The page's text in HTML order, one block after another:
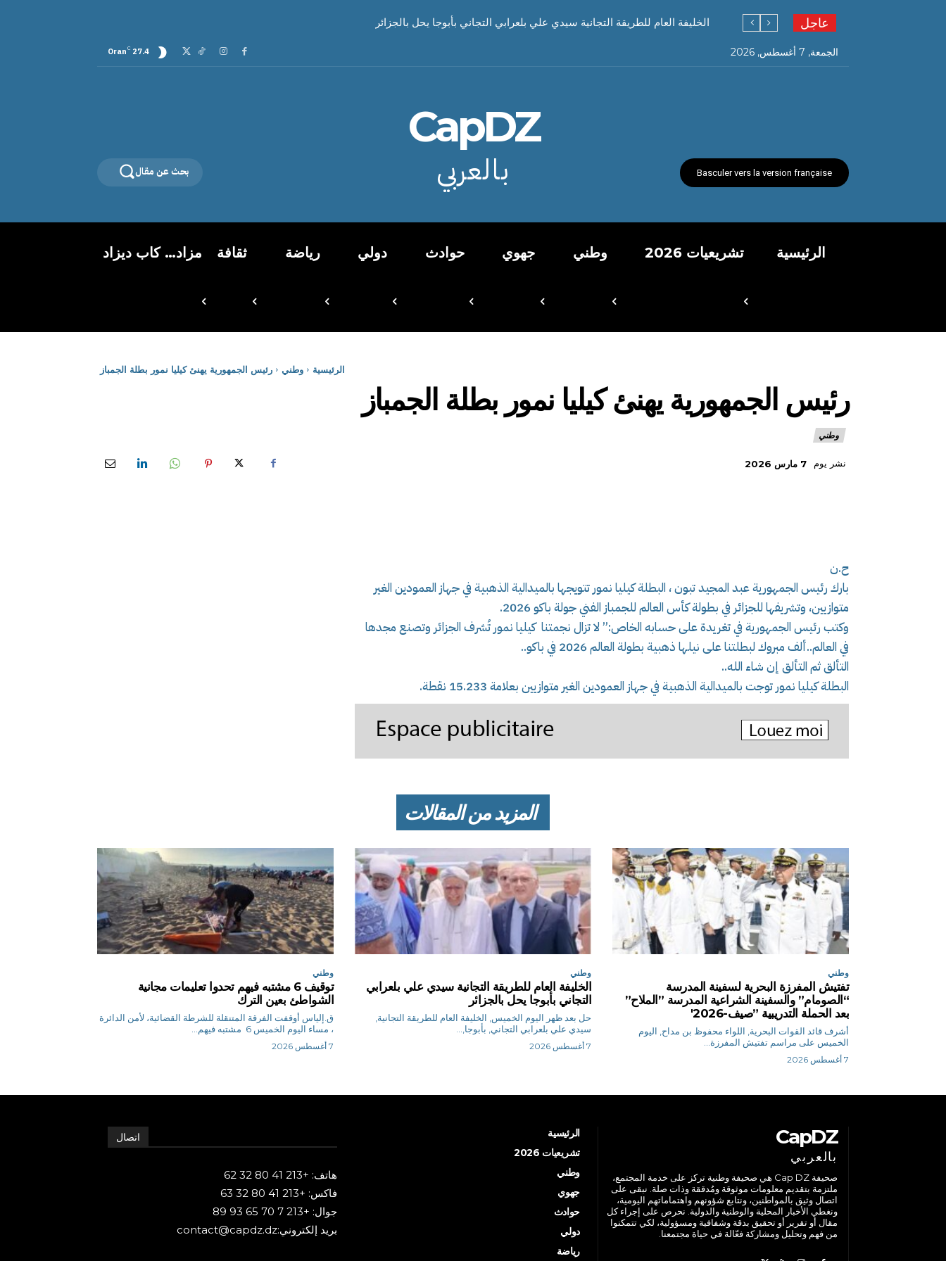
عاجل الخليفة العام للطريقة التجانية سيدي علي بلعرابي التجاني بأبوجا يحل بالجزائر
الجمعة, 7 أغسطس, 2026 27.4
C
Oran
Basculer vers la version française
CapDZ
بالعربي بحث عن مقال
الرئيسية تشريعيات 2026 وطني جهوي حوادث دولي رياضة ثقافة مزاد… كاب ديزاد
الرئيسية وطني رئيس الجمهورية يهنئ كيليا نمور بطلة الجمباز
رئيس الجمهورية يهنئ كيليا نمور بطلة الجمباز
وطني
نشر يوم 7 مارس 2026
ح.ن
بارك رئيس الجمهورية عبد المجيد تبون ، البطلة كيليا نمور تتويجها بالميدالية الذهبية في جهاز العمودين الغير
متوازيين، وتشريفها للجزائر في بطولة كأس العالم للجمباز الفني جولة باكو 2026.
وكتب رئيس الجمهورية في تغريدة على حسابه الخاص:” لا تزال نجمتنا كيليا نمور تُشرف الجزائر وتصنع مجدها
في العالم..ألف مبروك لبطلتنا على نيلها ذهبية بطولة العالم 2026 في باكو..
التألق ثم التألق إن شاء الله..
البطلة كيليا نمور توجت بالميدالية الذهبية في جهاز العمودين الغير متوازيين بعلامة 15.233 نقطة.
المزيد من المقالات
وطني
تفتيش المفرزة البحرية لسفينة المدرسة
“الصومام” والسفينة الشراعية المدرسة ”الملاح”
بعد الحملة التدريبية ”صيف-2026′
أشرف قائد القوات البحرية, اللواء محفوظ بن مداح, اليوم
الخميس على مراسم تفتيش المفرزة...
7 أغسطس 2026
وطني
الخليفة العام للطريقة التجانية سيدي علي بلعرابي
التجاني بأبوجا يحل بالجزائر
حل بعد ظهر اليوم الخميس, الخليفة العام للطريقة التجانية,
سيدي علي بلعرابي التجاني, بأبوجا,...
7 أغسطس 2026
وطني
توقيف 6 مشتبه فيهم تحدوا تعليمات مجانية
الشواطئ بعين الترك
ق.إلياس أوقفت الفرقة المتنقلة للشرطة القضائية، لأمن الدائرة
، مساء اليوم الخميس 6 مشتبه فيهم...
7 أغسطس 2026
CapDZ
بالعربي
صحيفة Cap DZ هي صحيفة وطنية تركز على خدمة المجتمع،
ملتزمة بتقديم معلومات موثوقة ومُدققة وذات صلة. نبقى على
اتصال وثيق بالمواطنين، ونتابع شؤونهم واهتماماتهم اليومية،
ونغطي الأخبار المحلية والوطنية والدولية. نحرص على إجراء كل
مقال أو تقرير أو تحقيق بدقة وشفافية ومسؤولية، لكي تتمكنوا
من فهم وتحليل ومشاركة فعّالة في حياة مجتمعنا.
الرئيسية
تشريعيات 2026
وطني
جهوي
حوادث
دولي
رياضة
اتصال
هاتف: +213 41 80 32 62
فاكس: +213 41 80 32 63
جوال: +213 7 70 65 93 89
بريد إلكتروني:contact@capdz.dz